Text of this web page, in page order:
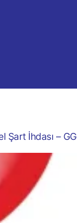
Şart İhdası –